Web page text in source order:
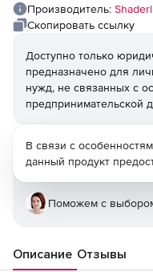
Производитель:
Скопировать ссылку
Доступно только
предназначено для
нужд, не связанных с
предпринимательской
В связи с
данный продукт
Поможем с
Описание Отзывы